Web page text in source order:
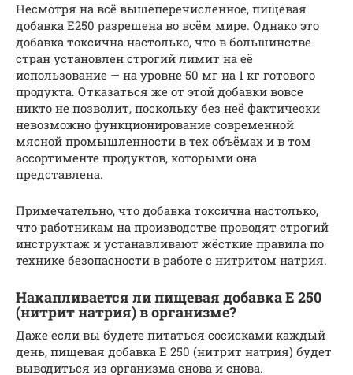
Несмотря на всё вышеперечисленное, пищевая
добавка Е250 разрешена во всём мире. Однако это
добавка токсична настолько, что в большинстве
стран установлен строгий лимит на её
использование — на уровне 50 мг на 1 кг готового
продукта. Отказаться же от этой добавки вовсе
никто не позволит, поскольку без неё фактически
невозможно функционирование современной
мясной промышленности в тех объёмах и в том
ассортименте продуктов, которыми она
представлена.
Примечательно, что добавка токсична настолько,
что работникам на производстве проводят строгий
инструктаж и устанавливают жёсткие правила по
технике безопасности в работе с нитритом натрия.
Накапливается ли пищевая добавка Е 250
(нитрит натрия) в организме?
Даже если вы будете питаться сосисками каждый
день, пищевая добавка Е 250 (нитрит натрия) будет
выводиться из организма снова и снова.